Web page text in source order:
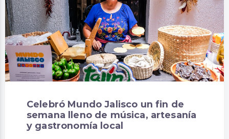
Celebró Mundo Jalisco un fin de
semana lleno de música, artesanía
y gastronomía local